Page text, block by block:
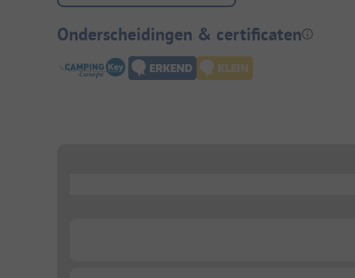
Onderscheidingen & certificaten